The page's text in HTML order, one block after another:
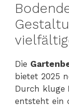
Die
bietet 2025
Durch kluge
entsteht ein